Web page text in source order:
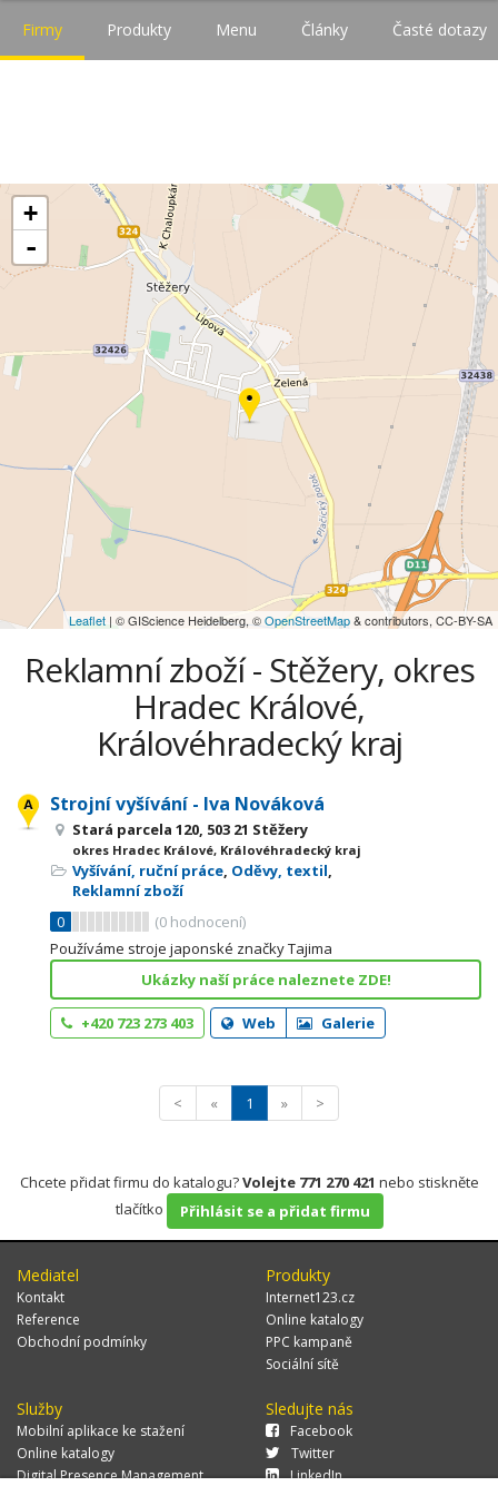
Firmy Produkty Menu Články Časté dotazy
+
-
Leaflet | © GIScience Heidelberg, ©OpenStreetMap& contributors, CC-BY-SA
Reklamní zboží - Stěžery, okres
Hradec Králové,
Královéhradecký kraj
Strojní vyšívání - Iva Nováková
Stará parcela 120, 503 21 Stěžery
okres Hradec Králové, Královéhradecký kraj
Vyšívání, ruční práce, Oděvy, textil,
Reklamní zboží
0
(0 hodnocení)
Používáme stroje japonské značky Tajima
Ukázky naší práce naleznete ZDE!
+420 723 273 403 Web Galerie
< « 1 » >
Chcete přidat firmu do katalogu?Volejte 771 270 421 nebo stiskněte
tlačítko
Přihlásit se a přidat firmu
Mediatel
Kontakt
Reference
Obchodní podmínky
Produkty
Internet123.cz
Online katalogy
PPC kampaně
Sociální sítě
Služby
Mobilní aplikace ke stažení
Online katalogy
Digital Presence Management
Sledujte nás
Facebook
Twitter
LinkedIn